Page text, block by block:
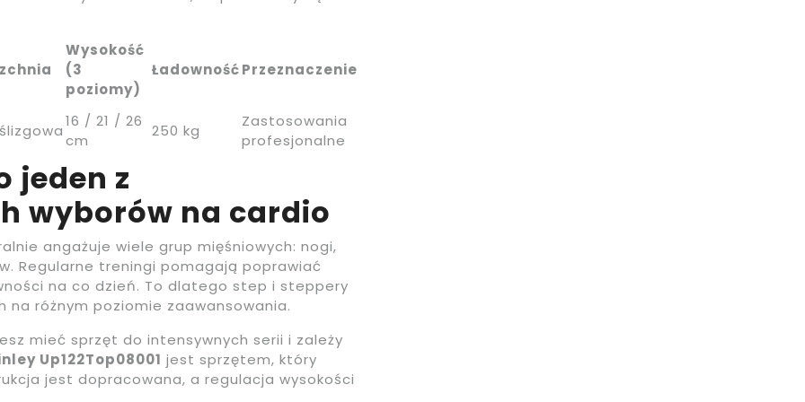
Wysokość
(3
poziomy)
ŁadownośćPrzeznaczenie
16 / 21 / 26
cm
250 kg
Zastosowania
profesjonalne
jeden z
wyborów na cardio
angażuje wiele grup mięśniowych: nogi,
Regularne treningi pomagają poprawiać
na co dzień. To dlatego step i steppery
różnym poziomie zaawansowania.
mieć sprzęt do intensywnych serii i zależy
Up122Top08001 jest sprzętem, który
jest dopracowana, a regulacja wysokości